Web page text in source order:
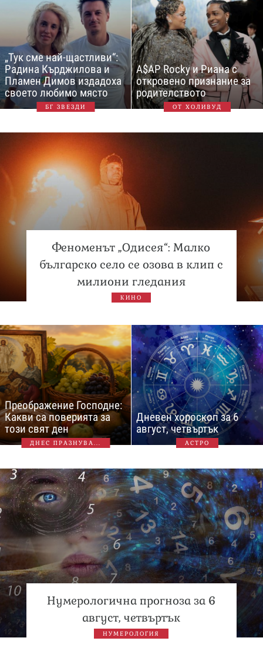
„Тук сме най-щастливи“:
Радина Кърджилова и
Пламен Димов издадоха
своето любимо място
БГ ЗВЕЗДИ
A$AP Rocky и Риана с
откровено признание за
родителството
ОТ ХОЛИВУД
Феноменът „Одисея“: Малко
българско село се озова в клип с
милиони гледания
КИНО
Преображение Господне:
Какви са поверията за
този свят ден
ДНЕС ПРАЗНУВА...
Дневен хороскоп за 6
август, четвъртък
АСТРО
Нумерологична прогноза за 6
август, четвъртък
НУМЕРОЛОГИЯ